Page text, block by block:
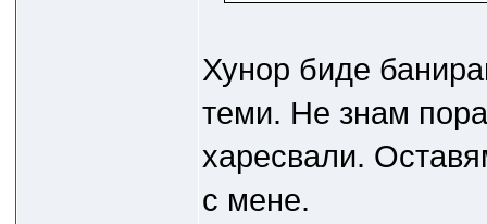
Хунор биде
теми. Не знам
харесвали.
с мене.